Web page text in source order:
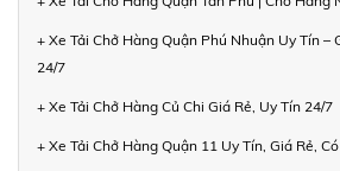
+ Xe Tải Chở Hàng Quận Phú Nhuận Uy Tín –
24/7
+ Xe Tải Chở Hàng Củ Chi Giá Rẻ, Uy Tín 24/7
+ Xe Tải Chở Hàng Quận 11 Uy Tín, Giá Rẻ,